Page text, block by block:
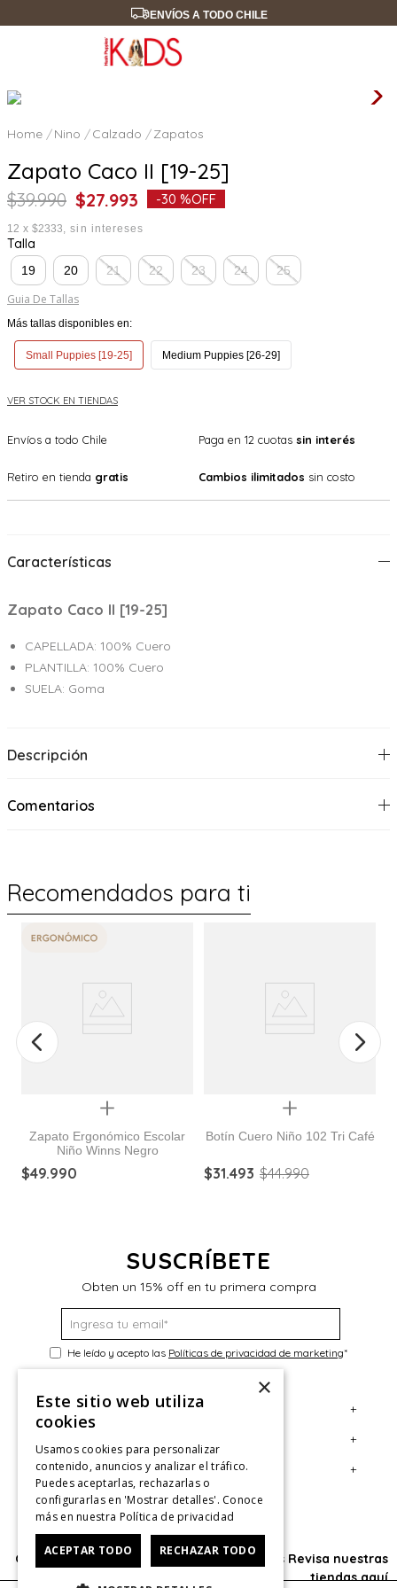
ENVÍOS A TODO CHILE
Nino Calzado Zapatos
Zapato Caco II [19-25]
$39.990 $27.993 -30 %OFF
12 x $2333 sin intereses
Talla
19 20 21 22 23 24 25
Guia De Tallas
Más tallas disponibles en:
Small Puppies [19-25] Medium Puppies [26-29]
VER STOCK EN TIENDAS
Envíos a todo Chile Paga en 12 cuotas sin interés
Retiro en tienda gratis Cambios ilimitados sin costo
Características
Zapato Caco II [19-25]
CAPELLADA: 100% Cuero
PLANTILLA: 100% Cuero
SUELA: Goma
Descripción
Comentarios
Recomendados para ti
Quickview
Zapato Ergonómico Escolar
Niño Winns Negro
$49.990
Quickview
Botín Cuero Niño 102 Tri Café
$31.493 $44.990
SUSCRÍBETE
Obten un 15% off en tu primera compra
He leído y acepto las Políticas de privacidad de marketing*
Servicio al Consumidor +
Centro de Ayuda
Contáctanos
Giftcard
Retiro en tienda
+
Términos y Condiciones
Políticas de Despacho
Cambios, Retracto y Garantía
Cuenta +
Mi Cuenta
Sigue tu compra
Oficina: Av. Las Condes #11281 - Las Condes Revisa nuestras
tiendasaquí
×
Este sitio web utiliza
cookies
Usamos cookies para personalizar
contenido, anuncios y analizar el tráfico.
Puedes aceptarlas, rechazarlas o
configurarlas en 'Mostrar detalles'. Conoce
más en nuestra Política de privacidad
ACEPTAR TODO RECHAZAR TODO